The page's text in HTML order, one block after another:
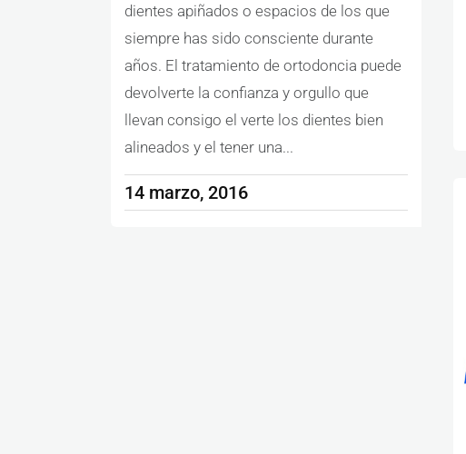
dientes apiñados o espacios de los que
siempre has sido consciente durante
años. El tratamiento de ortodoncia puede
devolverte la confianza y orgullo que
llevan consigo el verte los dientes bien
alineados y el tener una...
14 marzo, 2016